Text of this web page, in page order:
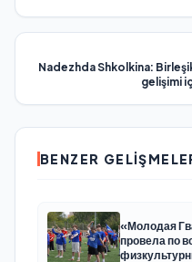
Nadezhda Shkolkina:
gelişimi
BENZER
«Молодая
провела по